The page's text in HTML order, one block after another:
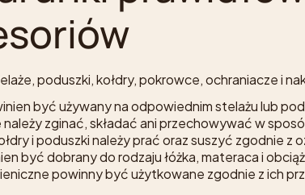
poduszki, kołdry, pokrowce, ochraniacze i
być używany na odpowiednim stelażu lub
należy zginać, składać ani przechowywać w
i poduszki należy prać oraz suszyć zgodnie z
być dobrany do rodzaju łóżka, materaca i
powinny być użytkowane zgodnie z ich